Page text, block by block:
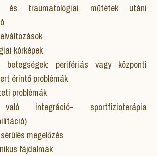
és traumatológiai műtétek utáni
kórképek
betegségek: perifériás vagy központi
érintő problémák
problémák
integráció- sportfizioterápia
megelőzés
fájdalmak